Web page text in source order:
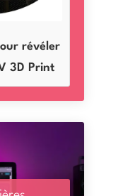
révéler
3D Print